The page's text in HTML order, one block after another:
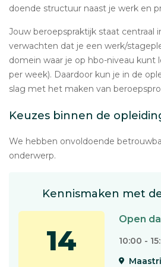
doen­de struc­tuur naast je werk en
Jouw be­roeps­prak­tijk staat centraal
ver­wach­ten dat je een werk/
domein waar je op hbo-niveau kunt
per week). Daardoor kun je in de
slag met het maken van
Keuzes binnen de
We hebben onvoldoende
onderwerp.
Kennismaken met
14
Open
10:00 -